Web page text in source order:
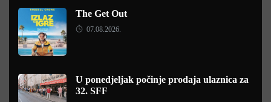
The Get Out
07.08.2026.
U ponedjeljak počinje prodaja ulaznica za
32. SFF